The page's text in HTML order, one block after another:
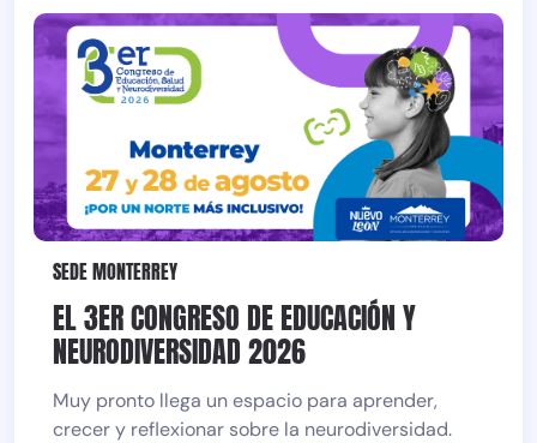
SEDE MONTERREY
EL 3ER CONGRESO DE EDUCACIÓN Y
NEURODIVERSIDAD 2026
Muy pronto llega un espacio para aprender,
crecer y reflexionar sobre la neurodiversidad.